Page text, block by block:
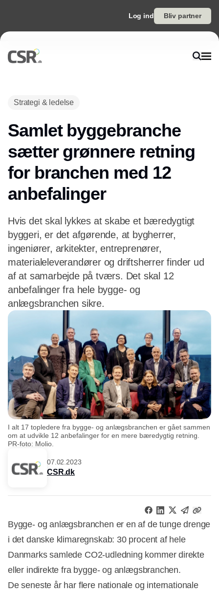
Log ind Bliv partner
Strategi & ledelse
Samlet byggebranche
sætter grønnere retning
for branchen med 12
anbefalinger
Hvis det skal lykkes at skabe et bæredygtigt
byggeri, er det afgørende, at bygherrer,
ingeniører, arkitekter, entreprenører,
materialeleverandører og driftsherrer finder ud
af at samarbejde på tværs. Det skal 12
anbefalinger fra hele bygge- og
anlægsbranchen sikre.
I alt 17 topledere fra bygge- og anlægsbranchen er gået sammen
om at udvikle 12 anbefalinger for en mere bæredygtig retning.
PR-foto: Molio.
07.02.2023
CSR.dk
Bygge- og anlægsbranchen er en af de tunge drenge
i det danske klimaregnskab: 30 procent af hele
Danmarks samlede CO2-udledning kommer direkte
eller indirekte fra bygge- og anlægsbranchen.
De seneste år har flere nationale og internationale